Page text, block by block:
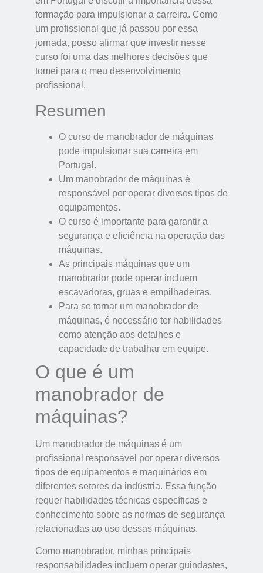
formação para impulsionar a carreira. Como
um profissional que já passou por essa
jornada, posso afirmar que investir nesse
curso foi uma das melhores decisões que
tomei para o meu desenvolvimento
profissional.
Resumen
O curso de manobrador de máquinas
pode impulsionar sua carreira em
Portugal.
Um manobrador de máquinas é
responsável por operar diversos tipos de
equipamentos.
O curso é importante para garantir a
segurança e eficiência na operação das
máquinas.
As principais máquinas que um
manobrador pode operar incluem
escavadoras, gruas e empilhadeiras.
Para se tornar um manobrador de
máquinas, é necessário ter habilidades
como atenção aos detalhes e
capacidade de trabalhar em equipe.
O que é um
manobrador de
máquinas?
Um manobrador de máquinas é um
profissional responsável por operar diversos
tipos de equipamentos e maquinários em
diferentes setores da indústria. Essa função
requer habilidades técnicas específicas e
conhecimento sobre as normas de segurança
relacionadas ao uso dessas máquinas.
Como manobrador, minhas principais
responsabilidades incluem operar guindastes,